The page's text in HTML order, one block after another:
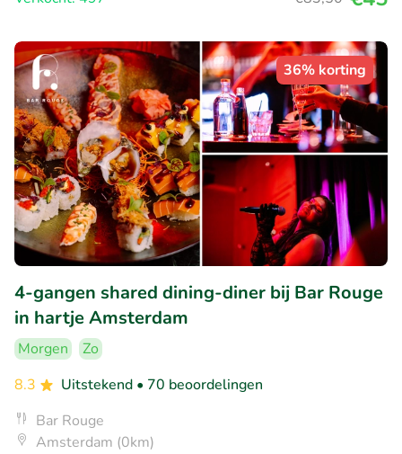
36% korting
4-gangen shared dining-diner bij Bar Rouge
in hartje Amsterdam
Morgen
Zo
8.3
Uitstekend • 70 beoordelingen
Bar Rouge
Amsterdam (0km)